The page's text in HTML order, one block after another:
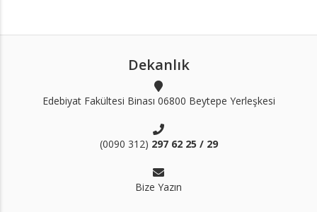
Dekanlık
Edebiyat Fakültesi Binası 06800 Beytepe Yerleşkesi
(0090 312) 297 62 25 / 29
Bize Yazın